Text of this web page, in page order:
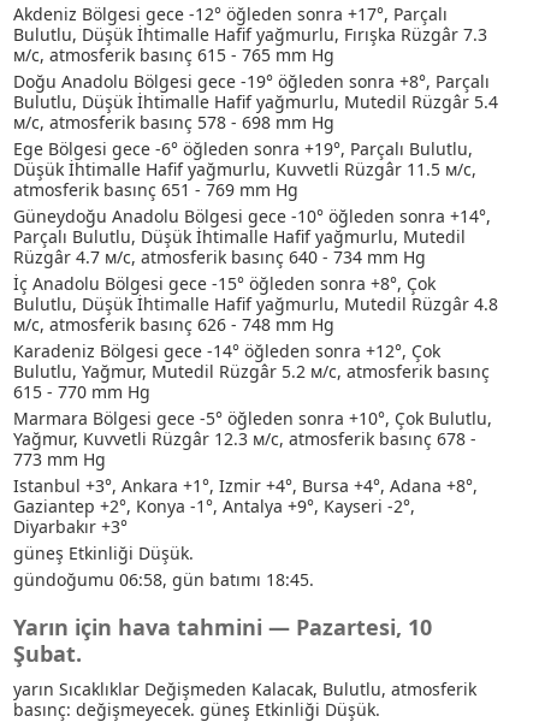
Akdeniz Bölgesi gece -12° öğleden sonra +17°, Parçalı
Bulutlu, Düşük İhtimalle Hafif yağmurlu, Fırışka Rüzgâr 7.3
м/с, atmosferik basınç 615 - 765 mm Hg
Doğu Anadolu Bölgesi gece -19° öğleden sonra +8°, Parçalı
Bulutlu, Düşük İhtimalle Hafif yağmurlu, Mutedil Rüzgâr 5.4
м/с, atmosferik basınç 578 - 698 mm Hg
Ege Bölgesi gece -6° öğleden sonra +19°, Parçalı Bulutlu,
Düşük İhtimalle Hafif yağmurlu, Kuvvetli Rüzgâr 11.5 м/с,
atmosferik basınç 651 - 769 mm Hg
Güneydoğu Anadolu Bölgesi gece -10° öğleden sonra +14°,
Parçalı Bulutlu, Düşük İhtimalle Hafif yağmurlu, Mutedil
Rüzgâr 4.7 м/с, atmosferik basınç 640 - 734 mm Hg
İç Anadolu Bölgesi gece -15° öğleden sonra +8°, Çok
Bulutlu, Düşük İhtimalle Hafif yağmurlu, Mutedil Rüzgâr 4.8
м/с, atmosferik basınç 626 - 748 mm Hg
Karadeniz Bölgesi gece -14° öğleden sonra +12°, Çok
Bulutlu, Yağmur, Mutedil Rüzgâr 5.2 м/с, atmosferik basınç
615 - 770 mm Hg
Marmara Bölgesi gece -5° öğleden sonra +10°, Çok Bulutlu,
Yağmur, Kuvvetli Rüzgâr 12.3 м/с, atmosferik basınç 678 -
773 mm Hg
Istanbul +3°, Ankara +1°, Izmir +4°, Bursa +4°, Adana +8°,
Gaziantep +2°, Konya -1°, Antalya +9°, Kayseri -2°,
Diyarbakır +3°
güneş Etkinliği Düşük.
gündoğumu 06:58, gün batımı 18:45.
Yarın için hava tahmini — Pazartesi, 10
Şubat.
yarın Sıcaklıklar Değişmeden Kalacak, Bulutlu, atmosferik
basınç: değişmeyecek. güneş Etkinliği Düşük.